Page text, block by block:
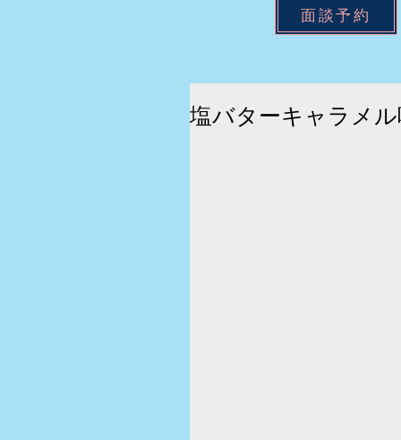
面談予約
塩バターキャラメ